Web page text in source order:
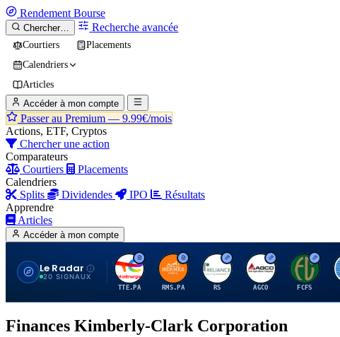
Rendement Bourse
Chercher… Recherche avancée
Courtiers
Placements
Calendriers
Articles
Accéder à mon compte
Passer au Premium — 9.99€/mois
Actions, ETF, Cryptos
Chercher une action
Comparateurs
Courtiers
Placements
Calendriers
Splits
Dividendes IPO
Résultats
Apprendre
Articles
Accéder à mon compte
Le Radar
20 SIGNAUX
T
TTE.PA
H
RMS.PA
R
RS
A
AGCO
F
FCFS
Finances Kimberly-Clark Corporation